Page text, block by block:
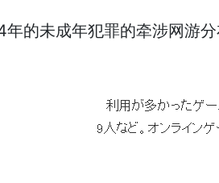
年的未成年犯罪的牵涉网游